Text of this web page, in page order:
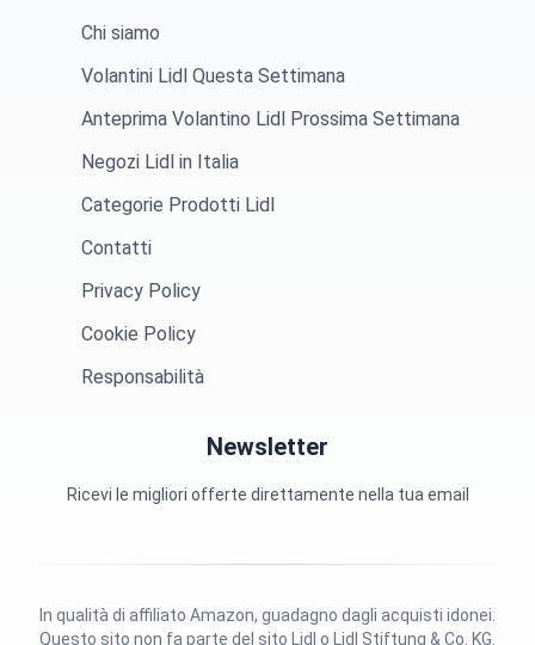
Chi siamo
Volantini Lidl Questa Settimana
Anteprima Volantino Lidl Prossima Settimana
Negozi Lidl in Italia
Categorie Prodotti Lidl
Contatti
Privacy Policy
Cookie Policy
Responsabilità
Newsletter
Ricevi le migliori offerte direttamente nella tua email
Questo sito non fa parte del sito Lidl o Lidl Stiftung & Co. KG.
In qualità di affiliato Amazon, guadagno dagli acquisti idonei.